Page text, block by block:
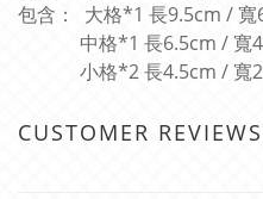
包含： 大格*1 長9.5cm /
中格*1 長6.5cm / 寬
小格*2 長4.5cm / 寬
CUSTOMER REVIEWS